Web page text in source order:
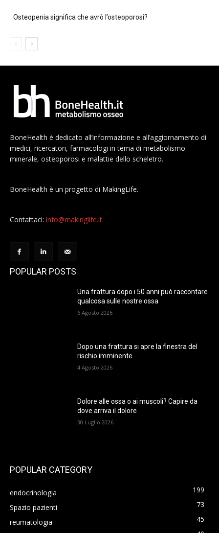
Osteopenia significa che avrò l’osteoporosi?
BoneHealth è dedicato all’informazione e all’aggiornamento di
medici, ricercatori, farmacologi in tema di metabolismo
minerale, osteoporosi e malattie dello scheletro.
BoneHealth è un progetto di MakingLife.
Contattaci: info@makinglife.it
POPULAR POSTS
Una frattura dopo i 50 anni può raccontare
qualcosa sulle nostre ossa
6 Agosto 2026
Dopo una frattura si apre la finestra del
rischio imminente
4 Agosto 2026
Dolore alle ossa o ai muscoli? Capire da
dove arriva il dolore
30 Luglio 2026
POPULAR CATEGORY
endocrinologia
199
Spazio pazienti
73
reumatologia
45